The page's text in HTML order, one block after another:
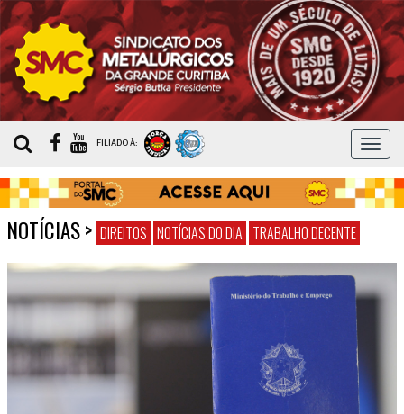
MENU
FILIADO À:
NOTÍCIAS> DIREITOS NOTÍCIAS DO DIA TRABALHO DECENTE